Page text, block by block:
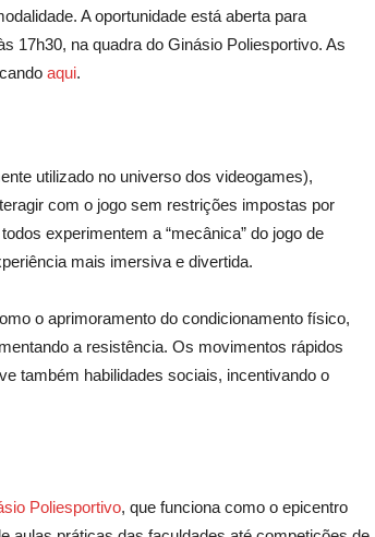
A oportunidade está aberta para
17h30, na quadra do Ginásio Poliesportivo. As
aqui.
utilizado no universo dos videogames),
com o jogo sem restrições impostas por
experimentem a “mecânica” do jogo de
mais imersiva e divertida.
o aprimoramento do condicionamento físico,
a resistência. Os movimentos rápidos
também habilidades sociais, incentivando o
Poliesportivo, que funciona como o epicentro